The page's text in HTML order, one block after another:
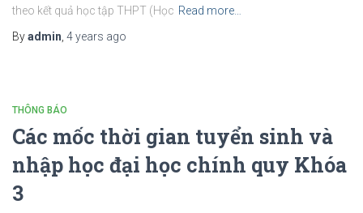
theo kết quả học tập THPT (Học Read more…
Byadmin 4 years ago
THÔNG BÁO
Các mốc thời gian tuyển sinh và
nhập học đại học chính quy Khóa
3